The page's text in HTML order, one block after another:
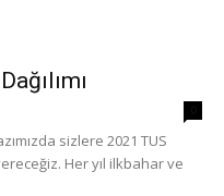
sizlere 2021 TUS
Her yıl ilkbahar ve